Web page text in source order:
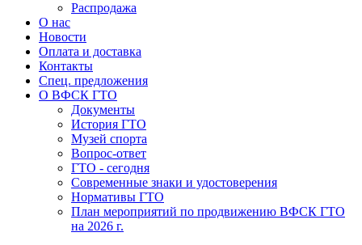
Распродажа
О нас
Новости
Оплата и доставка
Контакты
Спец. предложения
О ВФСК ГТО
Документы
История ГТО
Музей спорта
Вопрос-ответ
ГТО - сегодня
Современные знаки и удостоверения
Нормативы ГТО
План мероприятий по продвижению ВФСК ГТО
на 2026 г.